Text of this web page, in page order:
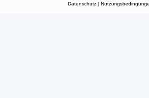
Datenschutz|